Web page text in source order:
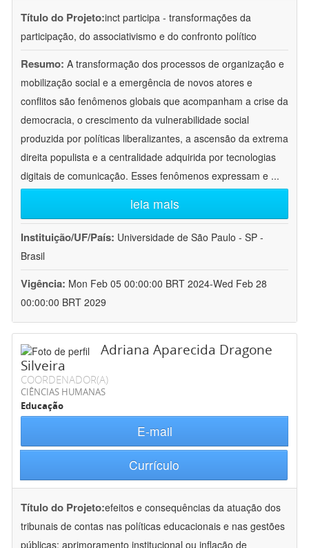
Título do Projeto:inct participa - transformações da
participação, do associativismo e do confronto político
Resumo: A transformação dos processos de organização e
mobilização social e a emergência de novos atores e
conflitos são fenômenos globais que acompanham a crise da
democracia, o crescimento da vulnerabilidade social
produzida por políticas liberalizantes, a ascensão da extrema
direita populista e a centralidade adquirida por tecnologias
digitais de comunicação. Esses fenômenos expressam e ...
leia mais
Instituição/UF/País: Universidade de São Paulo - SP -
Brasil
Vigência: Mon Feb 05 00:00:00 BRT 2024-Wed Feb 28
00:00:00 BRT 2029
Adriana Aparecida Dragone
Silveira
COORDENADOR(A)
CIÊNCIAS HUMANAS
Educação
E-mail
Currículo
Título do Projeto:efeitos e consequências da atuação dos
tribunais de contas nas políticas educacionais e nas gestões
públicas: aprimoramento institucional ou inflação de